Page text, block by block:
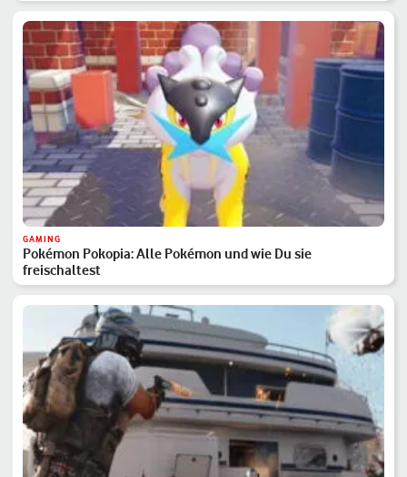
GAMING
Pokémon Pokopia: Alle Pokémon und wie Du sie
freischaltest